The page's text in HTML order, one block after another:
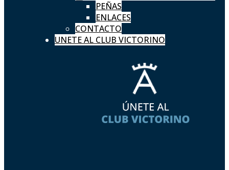
PEÑAS
ENLACES
CONTACTO
UNETE AL CLUB VICTORINO